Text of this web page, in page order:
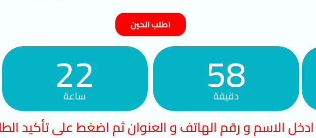
اطلب الحين
22
ساعة 58
دقيقة
ادخل الاسم و رقم الهاتف و العنوان ثم اضغط على تأكيد